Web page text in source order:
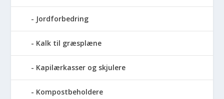
Jordforbedring
Kalk til græsplæne
Kapilærkasser og skjulere
Kompostbeholdere